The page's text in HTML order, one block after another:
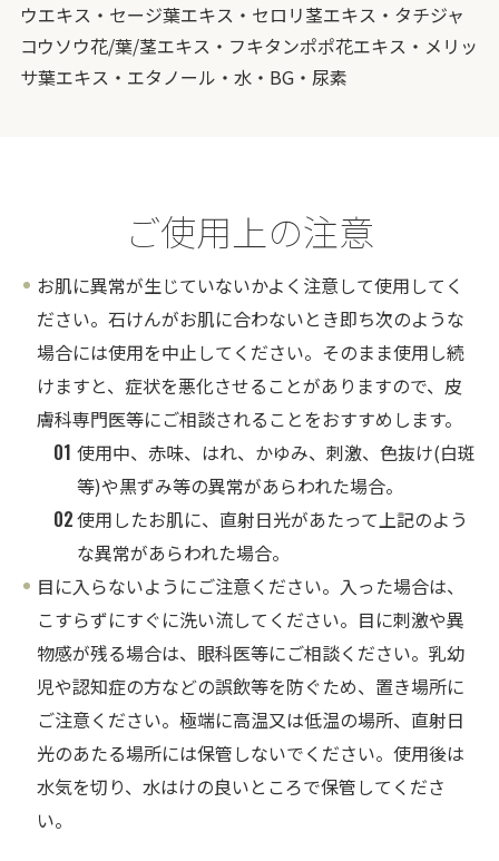
ウエキス・セージ葉エキス・セロリ茎エキス・タチジャ
コウソウ花/葉/茎エキス・フキタンポポ花エキス・メリッ
サ葉エキス・エタノール・水・BG・尿素
ご使用上の注意
お肌に異常が生じていないかよく注意して使用してく
ださい。石けんがお肌に合わないとき即ち次のような
場合には使用を中止してください。そのまま使用し続
けますと、症状を悪化させることがありますので、皮
膚科専門医等にご相談されることをおすすめします。
01 使用中、赤味、はれ、かゆみ、刺激、色抜け(白斑
等)や黒ずみ等の異常があらわれた場合。
02使用したお肌に、直射日光があたって上記のよう
な異常があらわれた場合。
目に入らないようにご注意ください。入った場合は、
こすらずにすぐに洗い流してください。目に刺激や異
物感が残る場合は、眼科医等にご相談ください。乳幼
児や認知症の方などの誤飲等を防ぐため、置き場所に
ご注意ください。極端に高温又は低温の場所、直射日
光のあたる場所には保管しないでください。使用後は
水気を切り、水はけの良いところで保管してくださ
い。